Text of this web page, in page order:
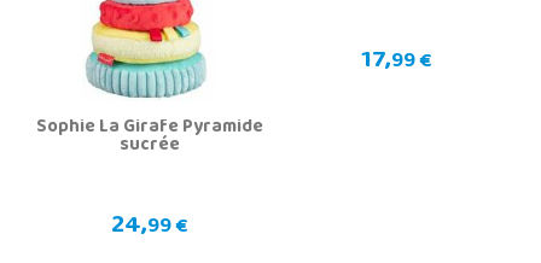
Sophie La Girafe Pyramide
sucrée
24,99 €
17,99 €